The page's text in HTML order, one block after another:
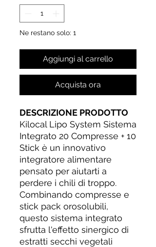
Ne restano solo: 1
Aggiungi al carrello
Acquista ora
DESCRIZIONE PRODOTTO
Kilocal Lipo System Sistema
Integrato 20 Compresse + 10
Stick è un innovativo
integratore alimentare
pensato per aiutarti a
perdere i chili di troppo.
Combinando compresse e
stick pack orosolubili,
questo sistema integrato
sfrutta l'effetto sinergico di
estratti secchi vegetali